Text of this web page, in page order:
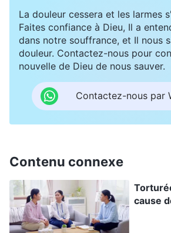
pour m’infliger des décharges
pieds, poussant mes jambes à
instinctivement. Le policier a
m’interroger : « Crache le
200 000 yuans ? » Je ne disais
mon dos et à l’arrière de ma tête.
matraque, j’ai eu l’impression
été violemment heurtée par
La douleur cessera et les larmes
Faites confiance à Dieu, Il a
dans notre souffrance, et Il nous
douleur. Contactez-nous pour
nouvelle de Dieu de nous sauver.
Contactez-nous par
Contenu connexe
cause